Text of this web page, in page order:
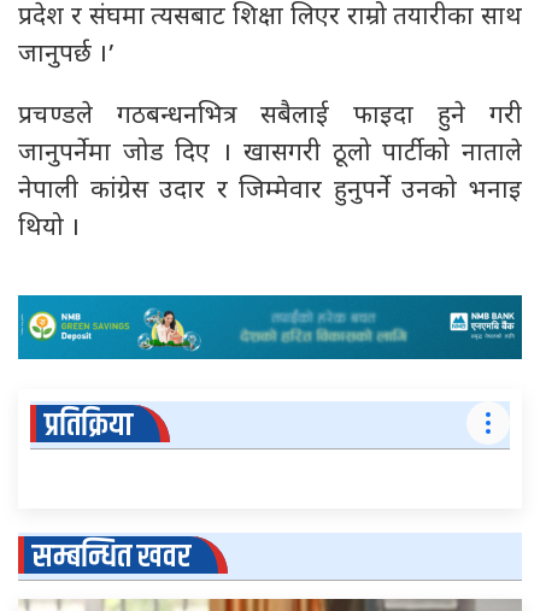
प्रदेश र संघमा त्यसबाट शिक्षा लिएर राम्रो तयारीका साथ
जानुपर्छ ।’
प्रचण्डले गठबन्धनभित्र सबैलाई फाइदा हुने गरी
जानुपर्नेमा जोड दिए । खासगरी ठूलो पार्टीको नाताले
नेपाली कांग्रेस उदार र जिम्मेवार हुनुपर्ने उनको भनाइ
थियो ।
प्रतिक्रिया
सम्बन्धित खवर